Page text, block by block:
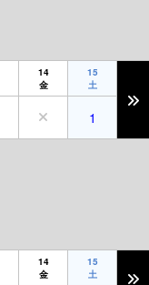
14
金
15
土
1
14
金
15
土